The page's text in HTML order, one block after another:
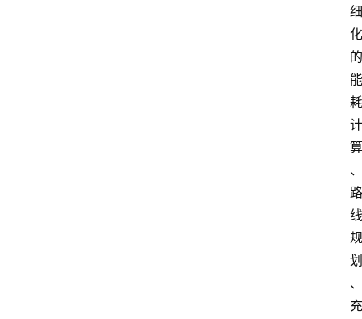
细
化
的
能
耗
计
算
、
路
线
规
划
、
充